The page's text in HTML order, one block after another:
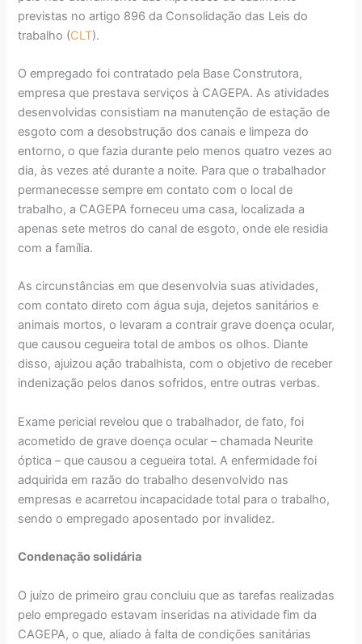
previstas no artigo 896 da Consolidação das Leis do
trabalho (CLT).
O empregado foi contratado pela Base Construtora,
empresa que prestava serviços à CAGEPA. As atividades
desenvolvidas consistiam na manutenção de estação de
esgoto com a desobstrução dos canais e limpeza do
entorno, o que fazia durante pelo menos quatro vezes ao
dia, às vezes até durante a noite. Para que o trabalhador
permanecesse sempre em contato com o local de
trabalho, a CAGEPA forneceu uma casa, localizada a
apenas sete metros do canal de esgoto, onde ele residia
com a família.
As circunstâncias em que desenvolvia suas atividades,
com contato direto com água suja, dejetos sanitários e
animais mortos, o levaram a contrair grave doença ocular,
que causou cegueira total de ambos os olhos. Diante
disso, ajuizou ação trabalhista, com o objetivo de receber
indenização pelos danos sofridos, entre outras verbas.
Exame pericial revelou que o trabalhador, de fato, foi
acometido de grave doença ocular – chamada Neurite
óptica – que causou a cegueira total. A enfermidade foi
adquirida em razão do trabalho desenvolvido nas
empresas e acarretou incapacidade total para o trabalho,
sendo o empregado aposentado por invalidez.
Condenação solidária
O juízo de primeiro grau concluiu que as tarefas realizadas
pelo empregado estavam inseridas na atividade fim da
CAGEPA, o que, aliado à falta de condições sanitárias